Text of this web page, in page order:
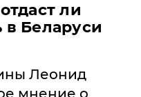
ли
в Беларуси
Леонид
мнение о